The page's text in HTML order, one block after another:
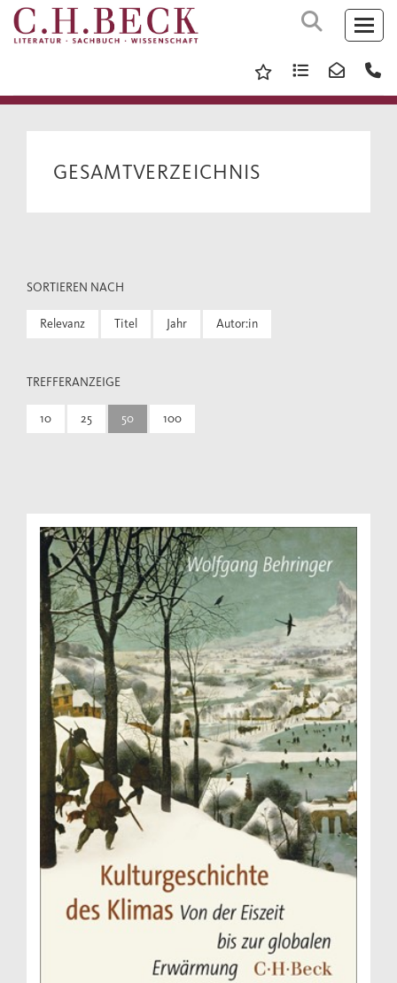
GESAMTVERZEICHNIS
SORTIEREN NACH
Relevanz Titel Jahr Autor:in
TREFFERANZEIGE
10 25 50 100